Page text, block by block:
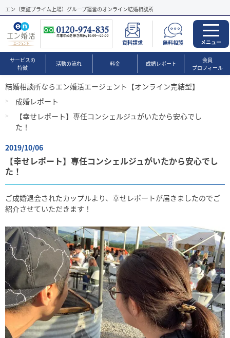
エン（東証プライム上場）グループ運営のオンライン結婚相談所
資料請求 無料相談 メニュー
サービスの
特徴
活動の流れ 料金 成婚レポート
会員
プロフィール
結婚相談所ならエン婚活エージェント【オンライン完結型】
成婚レポート
【幸せレポート】専任コンシェルジュがいたから安心でし
た！
2019/10/06
【幸せレポート】専任コンシェルジュがいたから安心でし
た！
ご成婚退会されたカップルより、幸せレポートが届きましたのでご
紹介させていただきます！